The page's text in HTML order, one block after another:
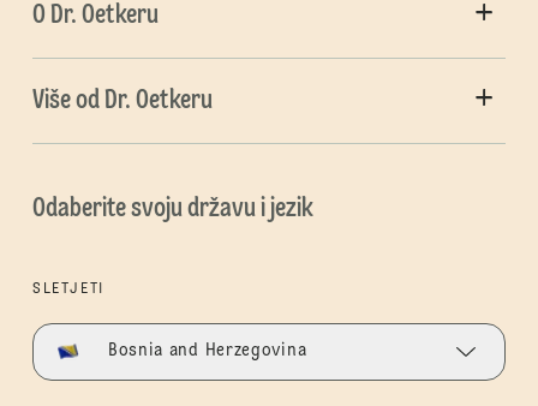
O Dr. Oetkeru
Više od Dr. Oetkeru
Odaberite svoju državu i jezik
SLETJETI
Bosnia and Herzegovina